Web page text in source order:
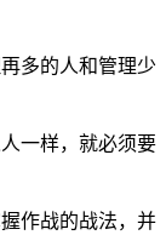
多的人和管理少
一样，就必须要
作战的战法，并